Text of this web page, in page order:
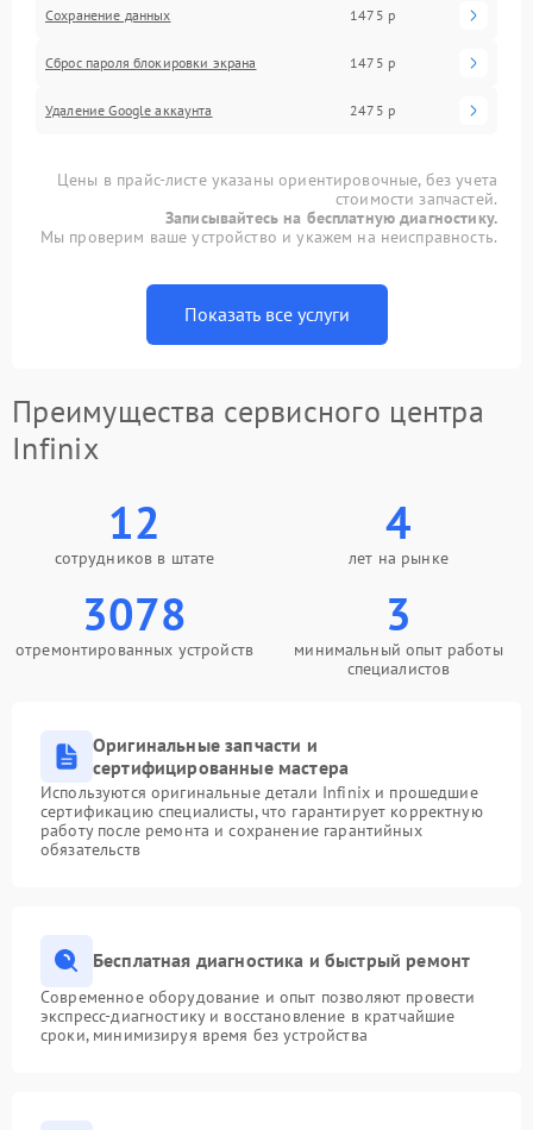
Сохранение данных 1475 р
Сброс пароля блокировки экрана 1475 р
Удаление Google аккаунта 2475 р
Цены в прайс-листе указаны ориентировочные, без учета
стоимости запчастей.
Записывайтесь на бесплатную диагностику.
Мы проверим ваше устройство и укажем на неисправность.
Показать все услуги
Преимущества сервисного центра
Infinix
12
сотрудников в штате
4
лет на рынке
3078
отремонтированных устройств
3
минимальный опыт работы
специалистов
Оригинальные запчасти и
сертифицированные мастера
Используются оригинальные детали Infinix и прошедшие
сертификацию специалисты, что гарантирует корректную
работу после ремонта и сохранение гарантийных
обязательств
Бесплатная диагностика и быстрый ремонт
Современное оборудование и опыт позволяют провести
экспресс-диагностику и восстановление в кратчайшие
сроки, минимизируя время без устройства